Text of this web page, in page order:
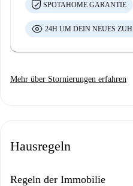
SPOTAHOME GARANTIE
24H UM DEIN NEUES
Mehr über Stornierungen erfahren
Hausregeln
Regeln der Immobilie